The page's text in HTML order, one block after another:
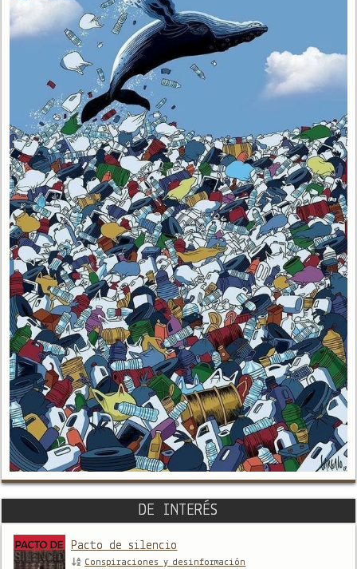
DE INTERÉS
Pacto de silencio
Conspiraciones y desinformación